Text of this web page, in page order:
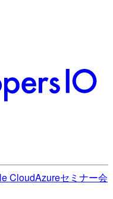
CloudAzureセミナー会